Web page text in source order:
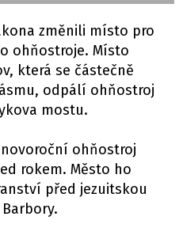
změnili místo pro
ohňostroje. Místo
která se částečně
odpálí ohňostroj
mostu.
ohňostroj
rokem. Město ho
před jezuitskou